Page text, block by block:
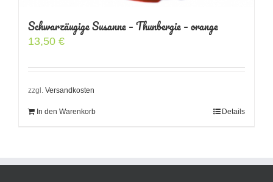
Schwarzäugige Susanne – Thunbergie – orange
13,50 €
zzgl. Versandkosten
In den Warenkorb Details